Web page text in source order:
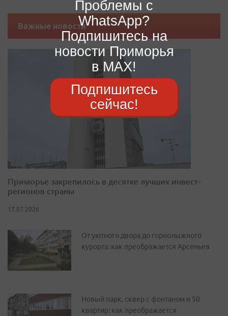
Важные новости
Приморье закрепилось в десятке лучших инвест-
регионов страны
17.07.2026
От уютного двора до горнолыжного
курорта: как преображается Арсеньев
Новый парк, сквер с фонтаном и 50
квартир: как преображается
Проблемы с
WhatsApp?
Подпишитесь на
новости Приморья
в MAX!
Подпишитесь
сейчас!